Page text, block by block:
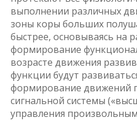
выполнении различных
зоны коры больших
быстрее, основываясь на
формирование
возрасте движения
функции будут
формирование движений
сигнальной системы
управления